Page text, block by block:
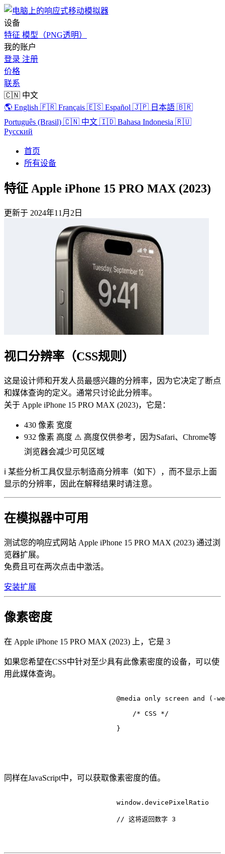
设备
特征 模型（PNG透明）
我的账户
登录 注册
价格
联系
🇨🇳 中文
🌎 English 🇫🇷 Français 🇪🇸 Español 🇯🇵 日本語 🇧🇷
Português (Brasil) 🇨🇳 中文 🇮🇩 Bahasa Indonesia 🇷🇺
Русский
首页
所有设备
特征 Apple iPhone 15 PRO MAX (2023)
更新于 2024年11月2日
视口分辨率（CSS规则）
这是设计师和开发人员最感兴趣的分辨率，因为它决定了断点
和媒体查询的定义。通常只讨论此分辨率。
关于 Apple iPhone 15 PRO MAX (2023)，它是：
430 像素 宽度
932 像素 高度 ⚠️ 高度仅供参考，因为Safari、Chrome等
浏览器会减少可见区域
ℹ️ 某些分析工具仅显示制造商分辨率（如下），而不显示上面
显示的分辨率，因此在解释结果时请注意。
在模拟器中可用
测试您的响应式网站 Apple iPhone 15 PRO MAX (2023) 通过浏
览器扩展。
免费且可在两次点击中激活。
安装扩展
像素密度
在 Apple iPhone 15 PRO MAX (2023) 上，它是 3
如果您希望在CSS中针对至少具有此像素密度的设备，可以使
用此媒体查询。
@media only screen and (-
/* CSS */
                            }
同样在JavaScript中，可以获取像素密度的值。
                            window.
devicePixelRatio
// 这将返回数字 3